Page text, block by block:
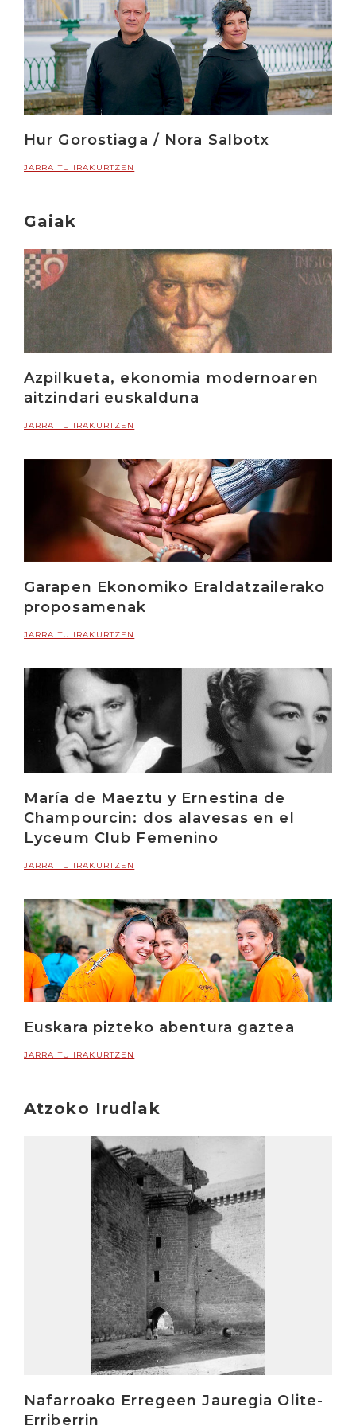
Hur Gorostiaga / Nora Salbotx
JARRAITU IRAKURTZEN
Gaiak
Azpilkueta, ekonomia modernoaren
aitzindari euskalduna
JARRAITU IRAKURTZEN
Garapen Ekonomiko Eraldatzailerako
proposamenak
JARRAITU IRAKURTZEN
María de Maeztu y Ernestina de
Champourcin: dos alavesas en el
Lyceum Club Femenino
JARRAITU IRAKURTZEN
Euskara pizteko abentura gaztea
JARRAITU IRAKURTZEN
Atzoko Irudiak
Nafarroako Erregeen Jauregia Olite-
Erriberrin